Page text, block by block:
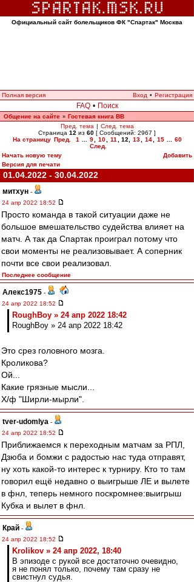
Официальный сайт болельщиков ФК "Спартак" Москва
Полная версия Вход • Регистрация
FAQ • Поиск
Общение на сайте » Гостевая книга ВВ
Пред. тема | След. тема
Страница 12 из 60 [ Сообщений: 2967 ]
На страницу Пред. 1 9 10 11 12 13 14 15
60
След.
Начать новую тему
Добавить
Версия для печати
01.04.2022 - 30.04.2022
митхун -
24 апр 2022 18:52
Просто команда в такой ситуации даже не
большое вмешательство судейства влияет на
матч. А так да Спартак проиграл потому что
свои моменты не реализовывает. А соперник
почти все свои реализовал.
Последнее сообщение
Алекс1975 -
24 апр 2022 18:52
RoughBoy » 24 апр 2022 18:42
RoughBoy » 24 апр 2022 18:42
Это срез головного мозга.
Кроликова?
Ой...
Какие грязные мысли...
Х/ф "Ширли-мырли".
tver-udomlya -
24 апр 2022 18:52
Приближаемся к переходным матчам за РПЛ,
Дзюба и бомжи с радостью нас туда отправят,
ну хоть какой-то интерес к турниру. Кто то там
говорил ещё недавно о выигрыше ЛЕ и вылете
в фнл, теперь немного поскромнее:выигрыш
Кубка и вылет в фнл.
Край -
24 апр 2022 18:52
Krolikov » 24 апр 2022, 18:40
В эпизоде с рукой все достаточно очевидно,
я не понял только, почему там сразу не
свистнул судья.